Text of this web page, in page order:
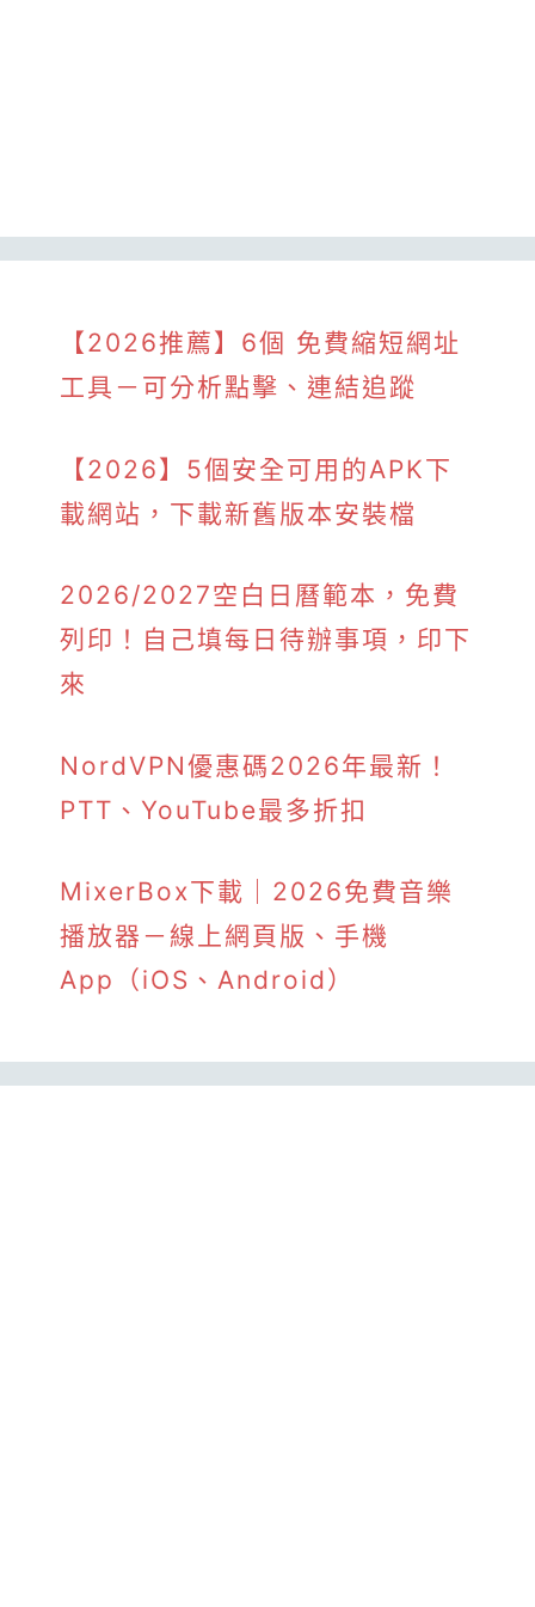
【2026推薦】6個 免費縮短網址
工具－可分析點擊、連結追蹤
【2026】5個安全可用的APK下
載網站，下載新舊版本安裝檔
2026/2027空白日曆範本，免費
列印！自己填每日待辦事項，印下
來
NordVPN優惠碼2026年最新！
PTT、YouTube最多折扣
MixerBox下載｜2026免費音樂
播放器－線上網頁版、手機
App（iOS、Android）